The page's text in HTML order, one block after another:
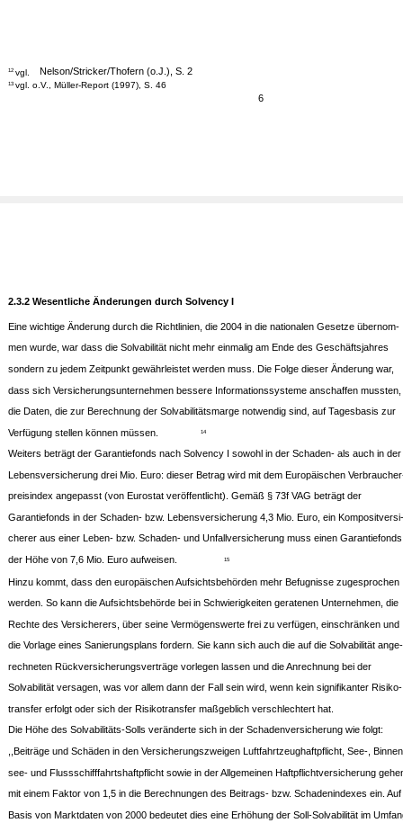
6
12 vgl. Nelson/Stricker/Thofern (o.J.), S. 2
13 vgl. o.V., Müller-Report (1997), S. 46
2.3.2 Wesentliche Änderungen durch Solvency I
Eine wichtige Änderung durch die Richtlinien, die 2004 in die nationalen Gesetze übernom-
men wurde, war dass die Solvabilität nicht mehr einmalig am Ende des Geschäftsjahres
sondern zu jedem Zeitpunkt gewährleistet werden muss. Die Folge dieser Änderung war,
dass sich Versicherungsunternehmen bessere Informationssysteme anschaffen mussten,
die Daten, die zur Berechnung der Solvabilitätsmarge notwendig sind, auf Tagesbasis zur
Verfügung stellen können müssen. 14
Weiters beträgt der Garantiefonds nach Solvency I sowohl in der Schaden- als auch in der
Lebensversicherung drei Mio. Euro: dieser Betrag wird mit dem Europäischen
preisindex angepasst (von Eurostat veröffentlicht). Gemäß § 73f VAG beträgt der
Garantiefonds in der Schaden- bzw. Lebensversicherung 4,3 Mio. Euro, ein Kompositversi-
cherer aus einer Leben- bzw. Schaden- und Unfallversicherung muss einen Garantiefonds
der Höhe von 7,6 Mio. Euro aufweisen. 15
Hinzu kommt, dass den europäischen Aufsichtsbehörden mehr Befugnisse zugesprochen
werden. So kann die Aufsichtsbehörde bei in Schwierigkeiten geratenen Unternehmen, die
Rechte des Versicherers, über seine Vermögenswerte frei zu verfügen, einschränken und
die Vorlage eines Sanierungsplans fordern. Sie kann sich auch die auf die Solvabilität ange-
rechneten Rückversicherungsverträge vorlegen lassen und die Anrechnung bei der
Solvabilität versagen, was vor allem dann der Fall sein wird, wenn kein signifikanter Risiko-
transfer erfolgt oder sich der Risikotransfer maßgeblich verschlechtert hat.
Die Höhe des Solvabilitäts-Solls veränderte sich in der Schadenversicherung wie folgt:
,,Beiträge und Schäden in den Versicherungszweigen Luftfahrtzeughaftpflicht, See-,
see- und Flussschifffahrtshaftpflicht sowie in der Allgemeinen Haftpflichtversicherung
mit einem Faktor von 1,5 in die Berechnungen des Beitrags- bzw. Schadenindexes ein. Auf
Basis von Marktdaten von 2000 bedeutet dies eine Erhöhung der Soll-Solvabilität im